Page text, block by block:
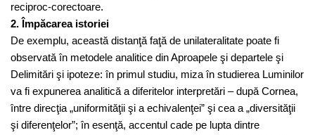
reciproc-corectoare.
2. Împăcarea istoriei
De exemplu, această distanţă faţă de unilateralitate poate fi
observată în metodele analitice din Aproapele şi departele şi
Delimitări şi ipoteze: în primul studiu, miza în studierea Luminilor
va fi expunerea analitică a diferitelor interpretări – după Cornea,
între direcţia „uniformităţii şi a echivalenţei” şi cea a „diversităţii
şi diferenţelor”; în esenţă, accentul cade pe lupta dintre